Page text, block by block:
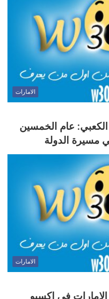
الامارات
الكعبي: عام الخمسين
مسيرة الدولة
الامارات
الإمارات في إكسبو